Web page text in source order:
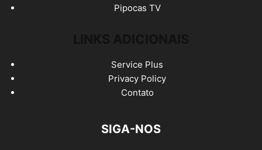
Pipocas TV
Service Plus
Privacy Policy
Contato
SIGA-NOS